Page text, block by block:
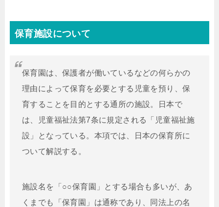
保育施設について
保育園は、保護者が働いているなどの何らかの
理由によって保育を必要とする児童を預り、保
育することを目的とする通所の施設。日本で
は、児童福祉法第7条に規定される「児童福祉施
設」となっている。本項では、日本の保育所に
ついて解説する。
施設名を「○○保育園」とする場合も多いが、あ
くまでも「保育園」は通称であり、同法上の名